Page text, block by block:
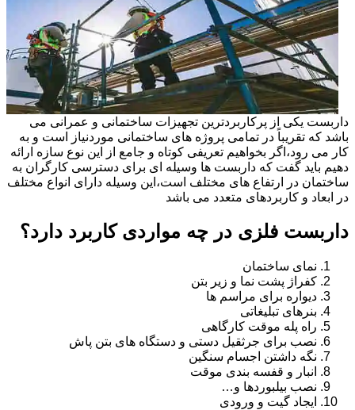
داربست یکی از پرکاربردترین تجهیزات ساختمانی و عمرانی می
باشد که تقریباً در تمامی پروژه های ساختمانی موردنیاز است و به
کار می رود،اگر بخواهیم تعریفی کوتاه و جامع از این نوع سازه ارائه
دهیم باید گفت که داربست ها وسیله ای برای دسترسی کارگران به
ساختمان در ارتفاع های مختلف است،این وسیله دارای انواع مختلف
در ابعاد و کاربردهای متعدد می باشد
داربست فلزی در چه مواردی کاربرد دارد؟
نمای ساختمان
کفراژ پشت نما و زیر بتن
دیواره برای مراسم ها
بنرهای تبلیغاتی
راه پله موقت کارگاهی
نصب برای جرثقیل دستی و دستگاه های بتن پاش
نگه داشتن اجسام سنگین
انبار و قفسه بندی موقت
نصب بیلبوردها و…
ایجاد گیت و ورودی